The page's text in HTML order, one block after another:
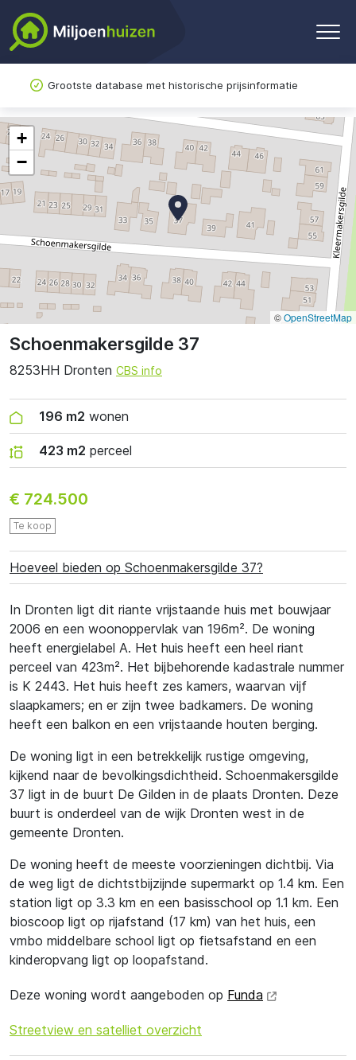
Grootste database met historische prijsinformatie
Schoenmakersgilde 37
8253HH Dronten CBS info
196 m2 wonen
423 m2 perceel
€ 724.500
Te koop
Hoeveel bieden op Schoenmakersgilde 37?
In Dronten ligt dit riante vrijstaande huis met bouwjaar
2006 en een woonoppervlak van 196m². De woning
heeft energielabel A. Het huis heeft een heel riant
perceel van 423m². Het bijbehorende kadastrale nummer
is K 2443. Het huis heeft zes kamers, waarvan vijf
slaapkamers; en er zijn twee badkamers. De woning
heeft een balkon en een vrijstaande houten berging.
De woning ligt in een betrekkelijk rustige omgeving,
kijkend naar de bevolkingsdichtheid. Schoenmakersgilde
37 ligt in de buurt De Gilden in de plaats Dronten. Deze
buurt is onderdeel van de wijk Dronten west in de
gemeente Dronten.
De woning heeft de meeste voorzieningen dichtbij. Via
de weg ligt de dichtstbijzijnde supermarkt op 1.4 km. Een
station ligt op 3.3 km en een basisschool op 1.1 km. Een
bioscoop ligt op rijafstand (17 km) van het huis, een
vmbo middelbare school ligt op fietsafstand en een
kinderopvang ligt op loopafstand.
Deze woning wordt aangeboden op Funda
Streetview en satelliet overzicht
+
−
©OpenStreetMap